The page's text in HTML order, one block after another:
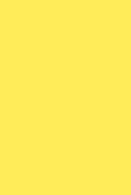
wichtigeres Wort
gesetzt, die